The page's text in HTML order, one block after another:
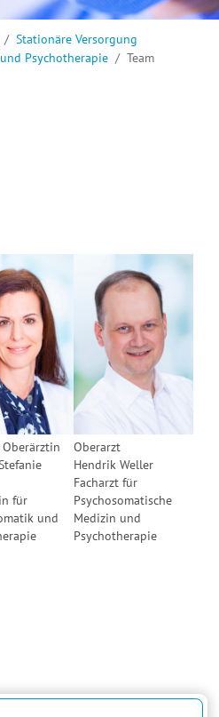
Stationäre Versorgung
Psychotherapie
Team
für
und
Oberarzt
Hendrik Weller
Facharzt für
Psychosomatische
Medizin und
Psychotherapie